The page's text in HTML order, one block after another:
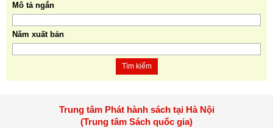
Mô tả ngắn
Năm xuất bản
Tìm kiếm
Trung tâm Phát hành sách tại Hà Nội
(Trung tâm Sách quốc gia)